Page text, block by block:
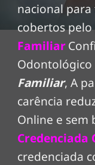
nacional
cobertos
Familiar
Odontológico
Familiar, A
carência
Online e sem
Credenciada
credenciada